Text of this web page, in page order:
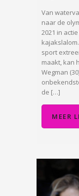
Van
naar de
2021 in
sport
maakt, kan
Wegman
de […]
MEER